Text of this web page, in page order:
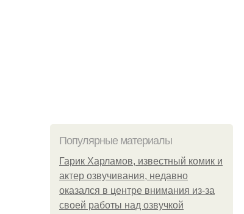
Популярные материалы
Гарик Харламов, известный комик и
актер озвучивания, недавно
оказался в центре внимания из-за
своей работы над озвучкой